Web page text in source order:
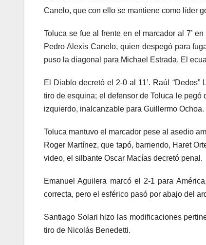
Canelo, que con ello se mantiene como líder
Toluca se fue al frente en el marcador al 7’
Pedro Alexis Canelo, quien despegó para
puso la diagonal para Michael Estrada. El
El Diablo decretó el 2-0 al 11’. Raúl
tiro de esquina; el defensor de Toluca le
izquierdo, inalcanzable para Guillermo Ochoa.
Toluca mantuvo el marcador pese al asedio
Roger Martínez, que tapó, barriendo, Haret
video, el silbante Oscar Macías decretó penal.
Emanuel Aguilera marcó el 2-1 para
correcta, pero el esférico pasó por abajo del
Santiago Solari hizo las modificaciones
tiro de Nicolás Benedetti.